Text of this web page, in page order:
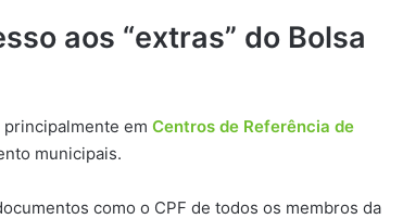
aos “extras” do Bolsa
em Centros de Referência de
municipais.
como o CPF de todos os membros da